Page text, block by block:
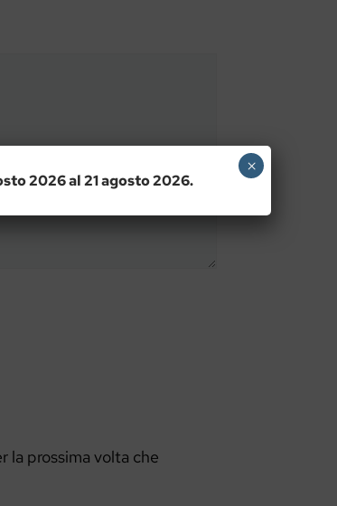
la prossima volta che
2026 al 21 agosto 2026.
×